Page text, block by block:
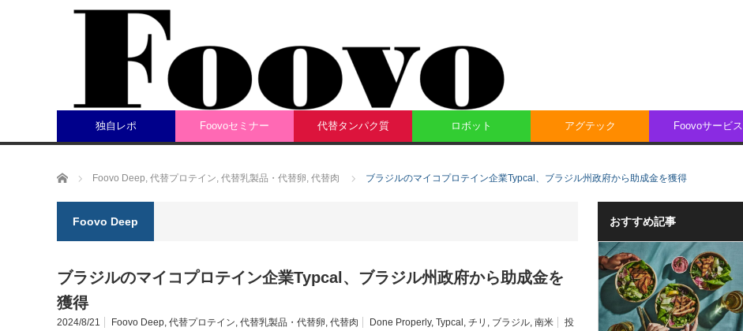
独自レポ Foovoセミナー 代替タンパク質 ロボット アグテック Foovoサービス
ホーム Foovo Deep, 代替プロテイン, 代替乳製品・代替卵, 代替肉 ブラジルのマイコプロテイン企業Typcal、ブラジル州政府から助成金を獲得
Foovo Deep
ブラジルのマイコプロテイン企業Typcal、ブラジル州政府から助成金を
獲得
2024/8/21 Foovo Deep, 代替プロテイン, 代替乳製品・代替卵, 代替肉 Done Properly, Typcal , チリ , ブラジル, 南米
投
おすすめ記事